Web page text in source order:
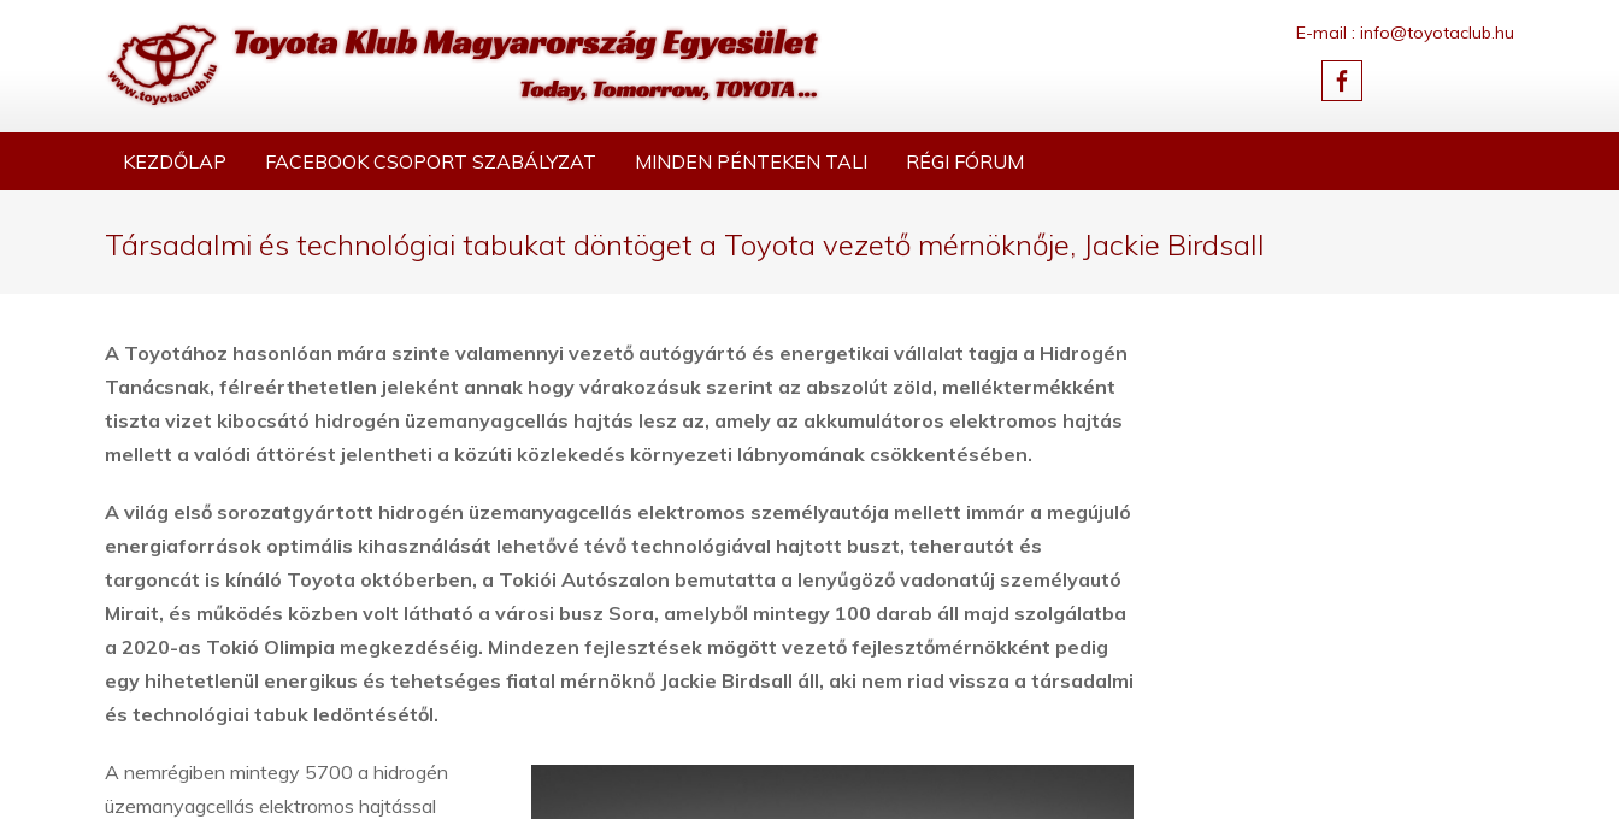
E-mail : info@toyotaclub.hu
KEZDŐLAP FACEBOOK CSOPORT SZABÁLYZAT MINDEN PÉNTEKEN TALI RÉGI FÓRUM
Társadalmi és technológiai tabukat döntöget a Toyota vezető mérnöknője, Jackie Birdsall
A Toyotához hasonlóan mára szinte valamennyi vezető autógyártó és energetikai vállalat tagja a Hidrogén
Tanácsnak, félreérthetetlen jeleként annak hogy várakozásuk szerint az abszolút zöld, melléktermékként
tiszta vizet kibocsátó hidrogén üzemanyagcellás hajtás lesz az, amely az akkumulátoros elektromos hajtás
mellett a valódi áttörést jelentheti a közúti közlekedés környezeti lábnyomának csökkentésében.
A világ első sorozatgyártott hidrogén üzemanyagcellás elektromos személyautója mellett immár a megújuló
energiaforrások optimális kihasználását lehetővé tévő technológiával hajtott buszt, teherautót és
targoncát is kínáló Toyota októberben, a Tokiói Autószalon bemutatta a lenyűgöző vadonatúj személyautó
Mirait, és működés közben volt látható a városi busz Sora, amelyből mintegy 100 darab áll majd szolgálatba
a 2020-as Tokió Olimpia megkezdéséig. Mindezen fejlesztések mögött vezető fejlesztőmérnökként pedig
egy hihetetlenül energikus és tehetséges fiatal mérnöknő Jackie Birdsall áll, aki nem riad vissza a társadalmi
és technológiai tabuk ledöntésétől.
A nemrégiben mintegy 5700 a hidrogén
üzemanyagcellás elektromos hajtással